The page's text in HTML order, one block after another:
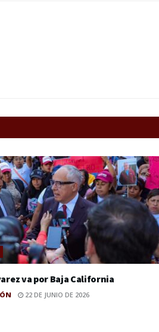
va por Baja California
22 DE JUNIO DE 2026